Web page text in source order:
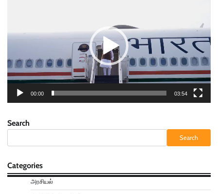
00:00 03:54
Search
Search
Categories
அரசியல்